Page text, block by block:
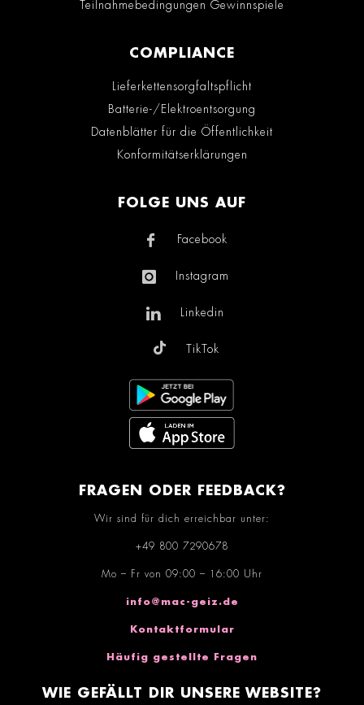
Teilnahmebedingungen Gewinnspiele
COMPLIANCE
Lieferkettensorgfaltspflicht
Batterie-/Elektroentsorgung
Datenblätter für die Öffentlichkeit
Konformitätserklärungen
FOLGE UNS AUF
Facebook
Instagram
Linkedin
TikTok
FRAGEN ODER FEEDBACK?
Wir sind für dich erreichbar unter:
+49 800 7290678
Mo – Fr von 09:00 – 16:00 Uhr
info@mac-geiz.de
Kontaktformular
Häufig gestellte Fragen
WIE GEFÄLLT DIR UNSERE WEBSITE?